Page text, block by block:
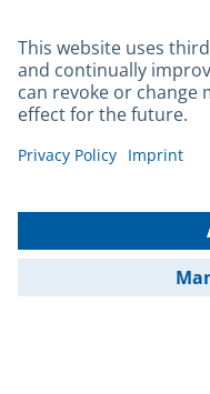
Contact
Barrierefreiheit
Leichte Sprache
Gebärdensprache
Kontakt